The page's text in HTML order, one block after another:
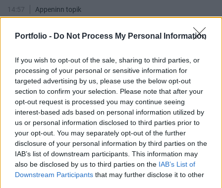
Portfolio - Do Not Process My Personal Information
If you wish to opt-out of the sale, sharing to third parties, or
processing of your personal or sensitive information for
targeted advertising by us, please use the below opt-out
section to confirm your selection. Please note that after your
opt-out request is processed you may continue seeing
interest-based ads based on personal information utilized by
us or personal information disclosed to third parties prior to
your opt-out. You may separately opt-out of the further
disclosure of your personal information by third parties on the
IAB’s list of downstream participants. This information may
also be disclosed by us to third parties on the IAB’s List of
Downstream Participants that may further disclose it to other
14:57
Appeninn topik
14:55
Appeninn real
Delta Nyrt
14:30
Mennyit ér az OTP?
14:27
MOLly tulajok topikja
14:14
Ezüst
14:09
Waberers
14:07
Humor
14:07
Olaj és Gáz
13:54
Külföldi tapasztalatok